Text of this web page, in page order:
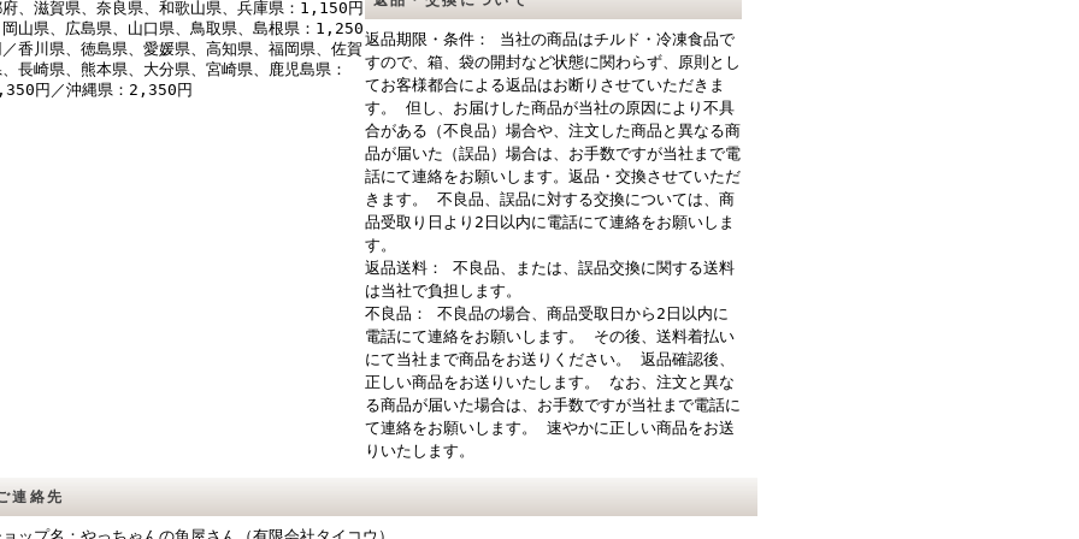
、滋賀県、奈良県、和歌山県、兵庫県：1,150円
山県、広島県、山口県、鳥取県、島根県：1,250
香川県、徳島県、愛媛県、高知県、福岡県、佐賀
長崎県、熊本県、大分県、宮崎県、鹿児島県：
円／沖縄県：2,350円
返品期限・条件： 当社の商品はチルド・冷凍食品で
すので、箱、袋の開封など状態に関わらず、原則とし
てお客様都合による返品はお断りさせていただきま
す。 但し、お届けした商品が当社の原因により不具
合がある（不良品）場合や、注文した商品と異なる商
品が届いた（誤品）場合は、お手数ですが当社まで電
話にて連絡をお願いします。返品・交換させていただ
きます。 不良品、誤品に対する交換については、商
品受取り日より2日以内に電話にて連絡をお願いしま
す。
返品送料： 不良品、または、誤品交換に関する送料
は当社で負担します。
不良品： 不良品の場合、商品受取日から2日以内に
電話にて連絡をお願いします。 その後、送料着払い
にて当社まで商品をお送りください。 返品確認後、
正しい商品をお送りいたします。 なお、注文と異な
る商品が届いた場合は、お手数ですが当社まで電話に
て連絡をお願いします。 速やかに正しい商品をお送
りいたします。
連絡先